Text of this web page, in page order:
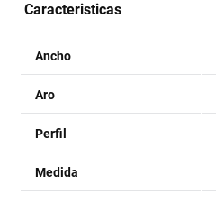
Caracteristicas
Ancho
Aro
Perfil
Medida